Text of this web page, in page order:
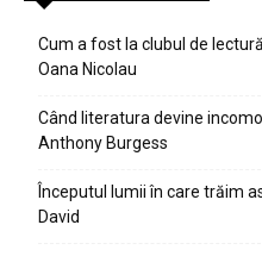
Cum a fost la clubul de
Oana Nicolau
Când literatura devine
Anthony Burgess
Începutul lumii în care trăim
David